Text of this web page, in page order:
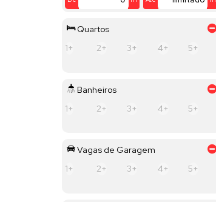
Quartos
1+
2+ 3+ 4+ 5+
Banheiros
1+
2+ 3+ 4+ 5+
Vagas de Garagem
1+
2+ 3+ 4+ 5+